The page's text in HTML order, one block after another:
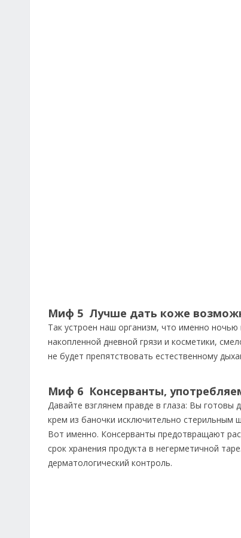
Миф 5 Лучше дать коже
Так устроен наш организм, что именно
накопленной дневной грязи и косметики,
не будет препятствовать естественному
Миф 6 Консерванты,
Давайте взглянем правде в глаза: Вы готовы
крем из баночки исключительно стерильным
Вот именно. Консерванты предотвращают
срок хранения продукта в негерметичной
дерматологический контроль.